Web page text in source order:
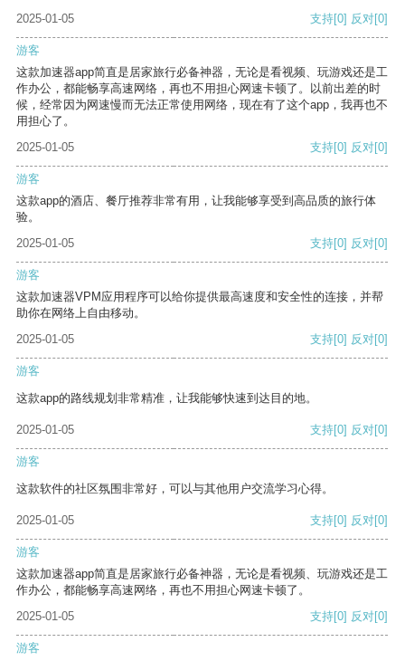
2025-01-05 支持[0] 反对[0]
游客
这款加速器app简直是居家旅行必备神器，无论是看视频、玩游戏还是工
作办公，都能畅享高速网络，再也不用担心网速卡顿了。以前出差的时
候，经常因为网速慢而无法正常使用网络，现在有了这个app，我再也不
用担心了。
2025-01-05
支持[0] 反对[0]
游客
这款app的酒店、餐厅推荐非常有用，让我能够享受到高品质的旅行体
验。
2025-01-05
支持[0] 反对[0]
游客
这款加速器VPM应用程序可以给你提供最高速度和安全性的连接，并帮
助你在网络上自由移动。
2025-01-05
支持[0] 反对[0]
游客
这款app的路线规划非常精准，让我能够快速到达目的地。
2025-01-05 支持[0] 反对[0]
游客
这款软件的社区氛围非常好，可以与其他用户交流学习心得。
2025-01-05 支持[0] 反对[0]
游客
这款加速器app简直是居家旅行必备神器，无论是看视频、玩游戏还是工
作办公，都能畅享高速网络，再也不用担心网速卡顿了。
2025-01-05
支持[0] 反对[0]
游客